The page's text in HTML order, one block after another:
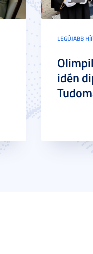
LEGÚJABB
idén